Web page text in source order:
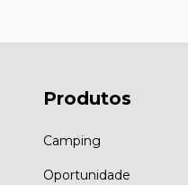
Produtos
Camping
Oportunidade